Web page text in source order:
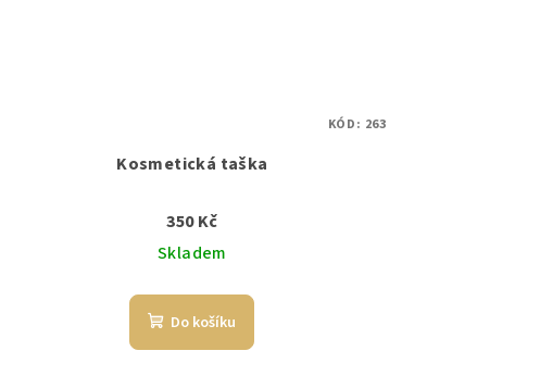
Kosmetická taška
350 Kč
Skladem
Do košíku
KÓD: 263